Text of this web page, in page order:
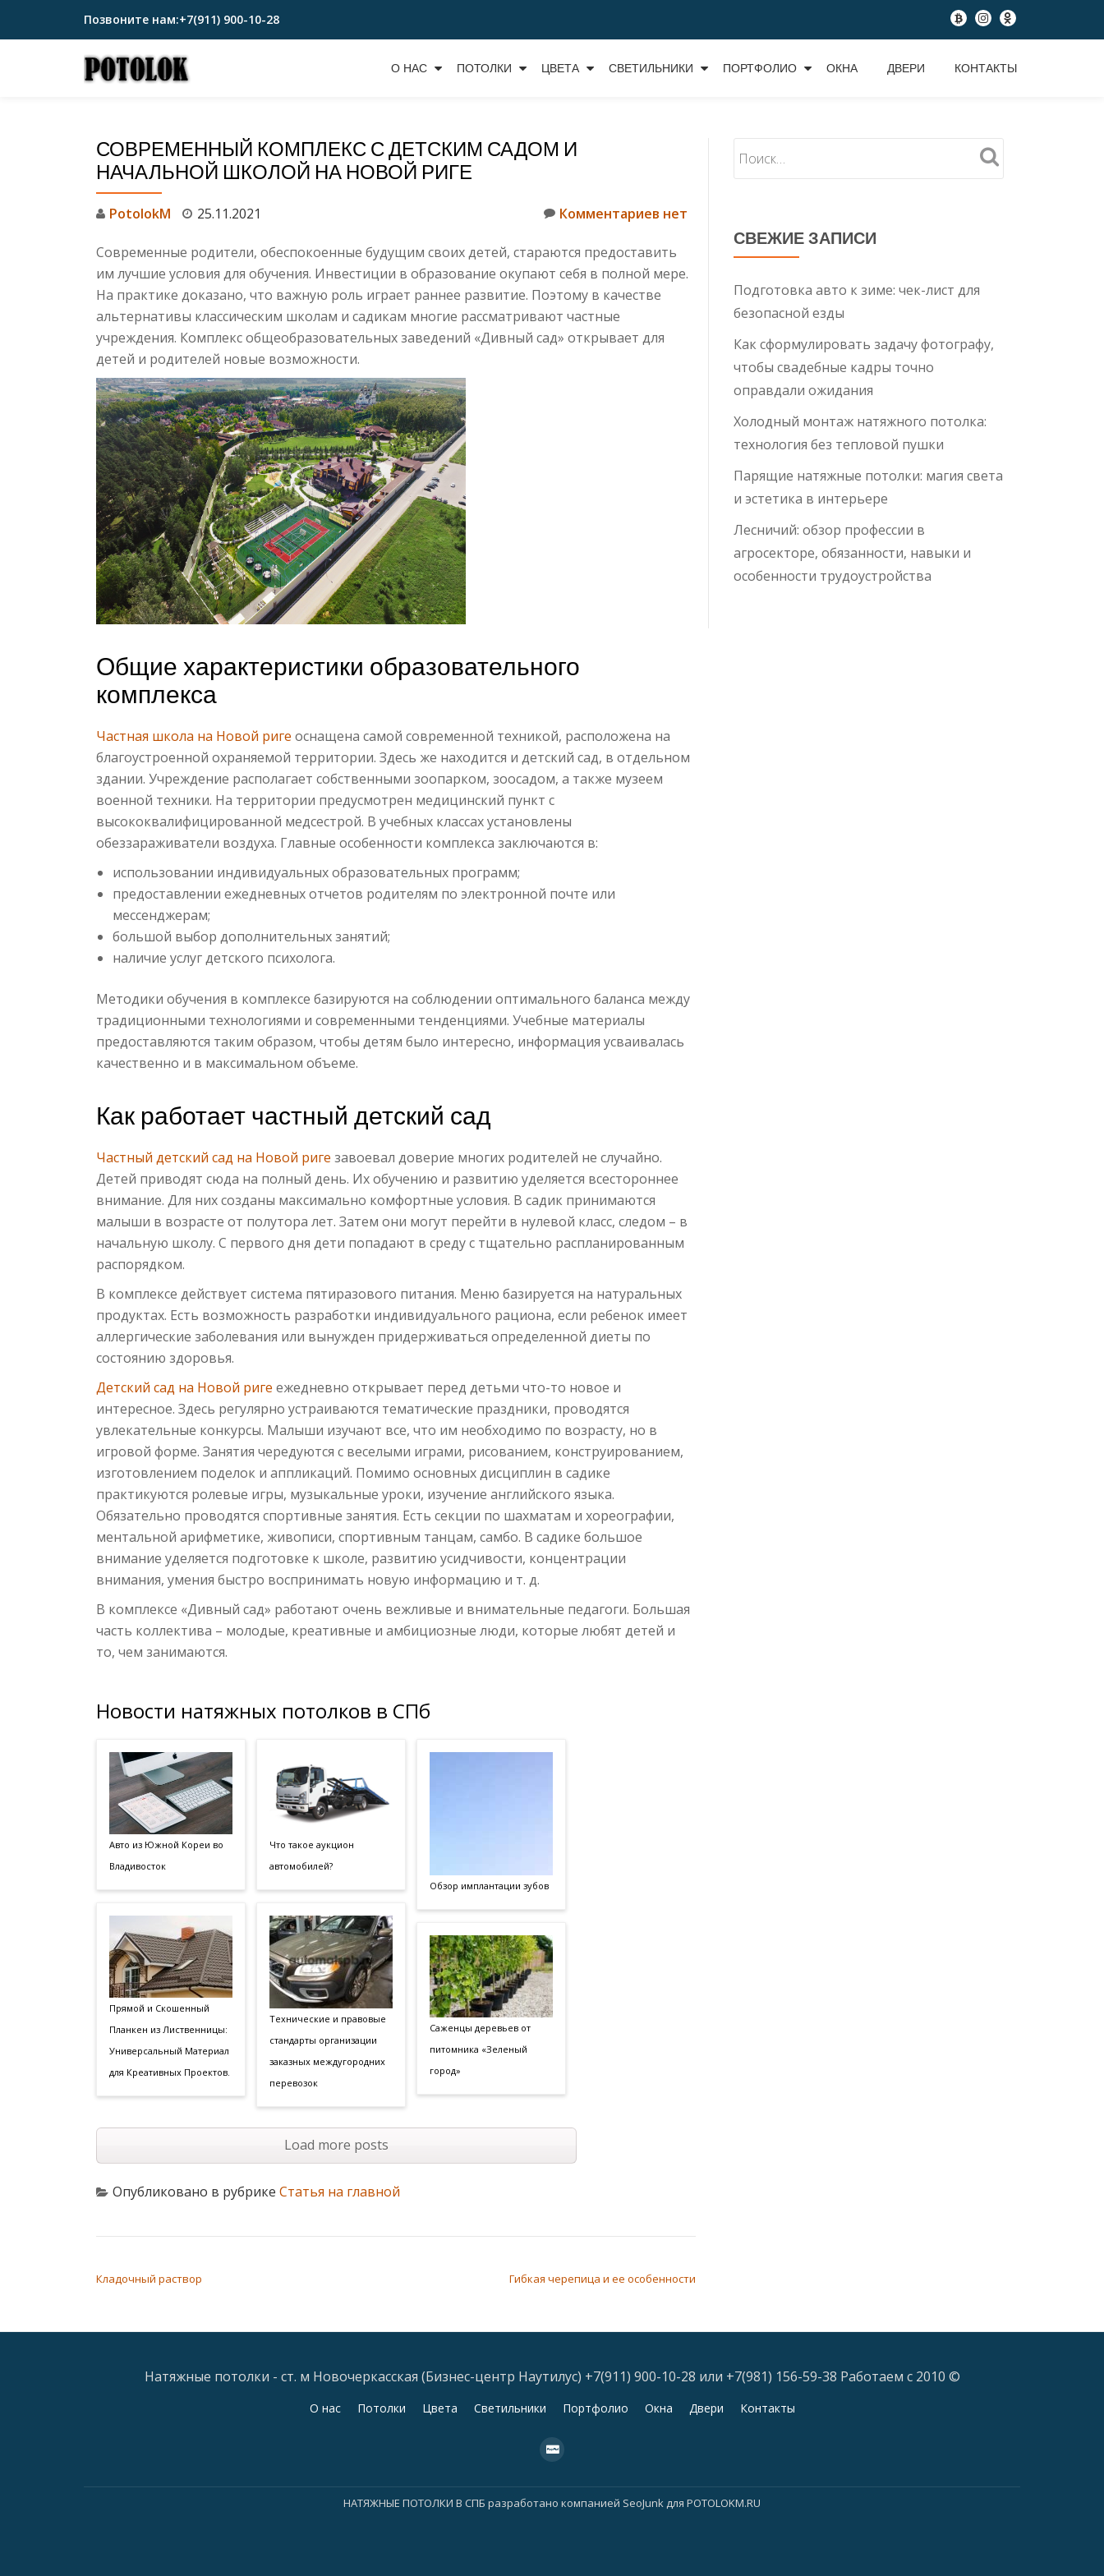
Перейти
Позвоните нам:+7(911) 900-10-28
fa-
btc
fa-
instagram
fa-
odnoklassniki
О НАС ПОТОЛКИ ЦВЕТА СВЕТИЛЬНИКИ ПОРТФОЛИО ОКНА ДВЕРИ КОНТАКТЫ
СОВРЕМЕННЫЙ КОМПЛЕКС С ДЕТСКИМ САДОМ И
НАЧАЛЬНОЙ ШКОЛОЙ НА НОВОЙ РИГЕ
PotolokM 25.11.2021 Комментариев нет
Современные родители, обеспокоенные будущим своих детей, стараются предоставить
им лучшие условия для обучения. Инвестиции в образование окупают себя в полной мере.
На практике доказано, что важную роль играет раннее развитие. Поэтому в качестве
альтернативы классическим школам и садикам многие рассматривают частные
учреждения. Комплекс общеобразовательных заведений «Дивный сад» открывает для
детей и родителей новые возможности.
Общие характеристики образовательного
комплекса
Частная школа на Новой риге оснащена самой современной техникой, расположена на
благоустроенной охраняемой территории. Здесь же находится и детский сад, в отдельном
здании. Учреждение располагает собственными зоопарком, зоосадом, а также музеем
военной техники. На территории предусмотрен медицинский пункт с
высококвалифицированной медсестрой. В учебных классах установлены
обеззараживатели воздуха. Главные особенности комплекса заключаются в:
использовании индивидуальных образовательных программ;
предоставлении ежедневных отчетов родителям по электронной почте или
мессенджерам;
большой выбор дополнительных занятий;
наличие услуг детского психолога.
Методики обучения в комплексе базируются на соблюдении оптимального баланса между
традиционными технологиями и современными тенденциями. Учебные материалы
предоставляются таким образом, чтобы детям было интересно, информация усваивалась
качественно и в максимальном объеме.
Как работает частный детский сад
Частный детский сад на Новой риге завоевал доверие многих родителей не случайно.
Детей приводят сюда на полный день. Их обучению и развитию уделяется всестороннее
внимание. Для них созданы максимально комфортные условия. В садик принимаются
малыши в возрасте от полутора лет. Затем они могут перейти в нулевой класс, следом – в
начальную школу. С первого дня дети попадают в среду с тщательно распланированным
распорядком.
В комплексе действует система пятиразового питания. Меню базируется на натуральных
продуктах. Есть возможность разработки индивидуального рациона, если ребенок имеет
аллергические заболевания или вынужден придерживаться определенной диеты по
состоянию здоровья.
Детский сад на Новой риге ежедневно открывает перед детьми что-то новое и
интересное. Здесь регулярно устраиваются тематические праздники, проводятся
увлекательные конкурсы. Малыши изучают все, что им необходимо по возрасту, но в
игровой форме. Занятия чередуются с веселыми играми, рисованием, конструированием,
изготовлением поделок и аппликаций. Помимо основных дисциплин в садике
практикуются ролевые игры, музыкальные уроки, изучение английского языка.
Обязательно проводятся спортивные занятия. Есть секции по шахматам и хореографии,
ментальной арифметике, живописи, спортивным танцам, самбо. В садике большое
внимание уделяется подготовке к школе, развитию усидчивости, концентрации
внимания, умения быстро воспринимать новую информацию и т. д.
В комплексе «Дивный сад» работают очень вежливые и внимательные педагоги. Большая
часть коллектива – молодые, креативные и амбициозные люди, которые любят детей и
то, чем занимаются.
Новости натяжных потолков в СПб
Авто из Южной Кореи во
Владивосток
Прямой и Скошенный
Планкен из Лиственницы:
Универсальный Материал
для Креативных Проектов.
Что такое аукцион
автомобилей?
Технические и правовые
стандарты организации
заказных междугородних
перевозок
Обзор имплантации зубов
Саженцы деревьев от
питомника «Зеленый
город»
Load more posts
Опубликовано в рубрике Статья на главной
Кладочный раствор Гибкая черепица и ее особенности
СВЕЖИЕ ЗАПИСИ
Подготовка авто к зиме: чек-лист для
безопасной езды
Как сформулировать задачу фотографу,
чтобы свадебные кадры точно
оправдали ожидания
Холодный монтаж натяжного потолка:
технология без тепловой пушки
Парящие натяжные потолки: магия света
и эстетика в интерьере
Лесничий: обзор профессии в
агросекторе, обязанности, навыки и
особенности трудоустройства
Натяжные потолки - ст. м Новочеркасская (Бизнес-центр Наутилус) +7(911) 900-10-28 или +7(981) 156-59-38 Работаем с 2010 ©
ДополнительноеО нас Потолки Цвета Светильники Портфолио Окна Двери Контакты
fa-
paypal
НАТЯЖНЫЕ ПОТОЛКИ В СПБ разработано компанией SeoJunk для POTOLOKM.RU